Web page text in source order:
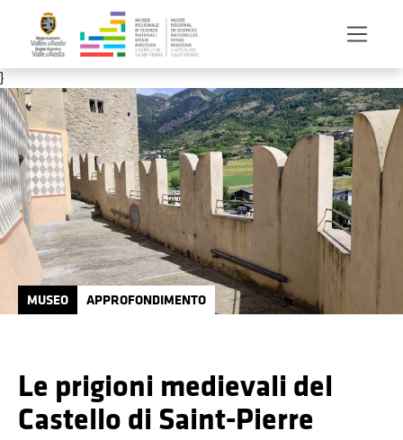
Salta al contenuto principale
}
MUSEO APPROFONDIMENTO
Le prigioni medievali del
Castello di Saint-Pierre